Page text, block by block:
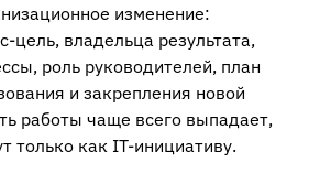
изменение:
цель, владельца результата,
роль руководителей, план
и закрепления новой
работы чаще всего выпадает,
только как IT-инициативу.